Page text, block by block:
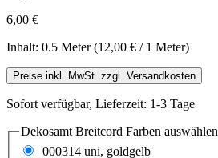
6,00 €
Inhalt: 0.5 Meter(12,00 € / 1 Meter)
Preise inkl. MwSt. zzgl. Versandkosten
Sofort verfügbar, Lieferzeit: 1-3 Tage
Dekosamt Breitcord Farben auswählen
000314 uni, goldgelb